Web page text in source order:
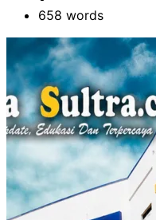
658 words